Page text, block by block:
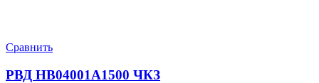
Сравнить
РВД HB04001A1500 ЧКЗ